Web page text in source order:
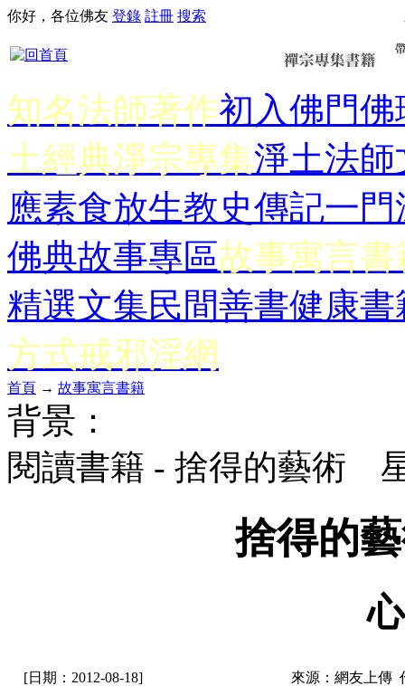
你好，各位佛友 登錄 註冊 搜索
知名法師著作初入佛門佛
土經典淨宗專集淨土法師
應素食放生教史傳記一門
佛典故事專區故事寓言書
精選文集民間善書健康書
方式戒邪淫網
首頁 → 故事寓言書籍
背景：
閱讀書籍 - 捨得的藝術
捨得的
[日期：2012-08-18] 來源：網友上傳